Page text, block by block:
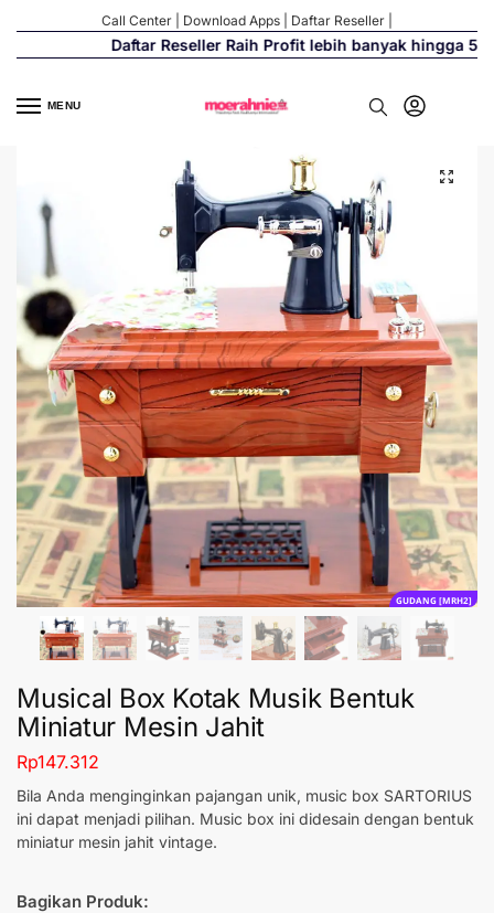
Call Center Download Apps Daftar Reseller
Daftar Reseller Raih Profit lebih banyak hingga 500%
MENU
GUDANG [MRH2]
Musical Box Kotak Musik Bentuk
Miniatur Mesin Jahit
Rp147.312
Bila Anda menginginkan pajangan unik, music box SARTORIUS
ini dapat menjadi pilihan. Music box ini didesain dengan bentuk
miniatur mesin jahit vintage.
Bagikan Produk: